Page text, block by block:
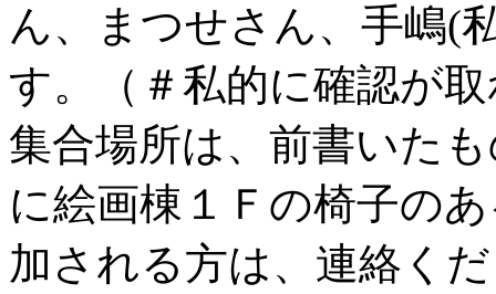
ん、まつせさん、手嶋(
す。（＃私的に確認が
集合場所は、前書いた
に絵画棟１Ｆの椅子の
加される方は、連絡く